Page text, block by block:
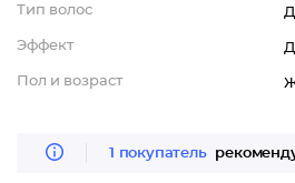
Тип волос
Эффект
Пол и возраст
1 покупатель